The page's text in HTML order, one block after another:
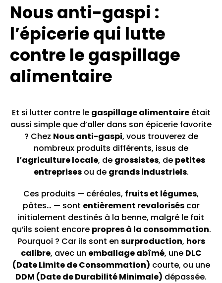
Nous anti-gaspi :
l’épicerie qui lutte
contre le gaspillage
alimentaire
Et si lutter contre le gaspillage alimentaireétait
aussi simple que d’aller dans son épicerie favorite
? Chez Nous anti-gaspi, vous trouverez de
nombreux produits différents, issus de
l’agriculture locale, de grossistes, de petites
entreprisesou de grands industriels.
Ces produits — céréales, fruits et légumes,
pâtes… — sont entièrement revaloriséscar
initialement destinés à la benne, malgré le fait
qu’ils soient encore propres à la consommation.
Pourquoi ? Car ils sont en surproduction, hors
calibre, avec un emballage abîmé, une DLC
(Date Limite de Consommation) courte, ou une
DDM (Date de Durabilité Minimale) dépassée.